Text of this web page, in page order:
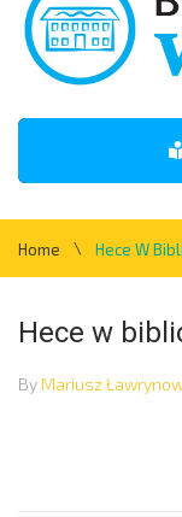
Home \ Hece W
Hece w
By Mariusz